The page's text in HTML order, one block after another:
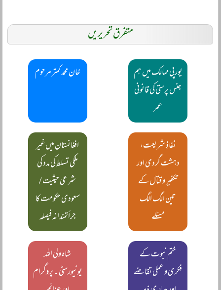
متفرق تحریریں
یورپی ممالک میں ہم
جنس پرستی کی قانونی
عمر
خان محمد کمتر مرحوم
نفاذِ شریعت،
دہشت گردی اور
تکفیر و قتال کے
تین الگ الگ
مسئلے
افغانستان میں غیر
ملکی تسلط کی مدد کی
شرعی حیثیت /
سعودی حکومت کا
جرأتمندانہ فیصلہ
ختم نبوت کے
فکری و عملی تقاضے
شاہ ولی اللہ
یونیورسٹی ۔ پروگرام